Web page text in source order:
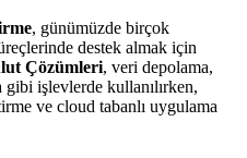
, günümüzde birçok
destek almak için
Çözümleri, veri depolama,
işlevlerde kullanılırken,
ve cloud tabanlı uygulama